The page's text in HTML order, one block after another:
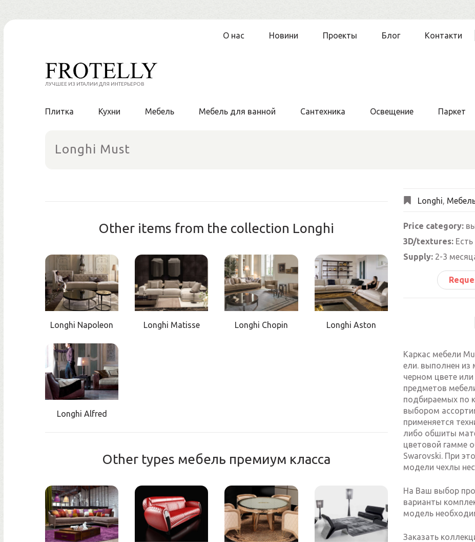
Skip
О нас Новини Проекты Блог Контакти
ЛУЧШЕЕ ИЗ ИТАЛИИ ДЛЯ ИНТЕРЬЕРОВ
Плитка Кухни Мебель Мебель для ванной Сантехника Освещение Паркет
Longhi Must
Other items from the collection Longhi
Longhi Napoleon Longhi Matisse Longhi Chopin Longhi Aston
Longhi Alfred
Other types мебель премиум класса
Longhi,
Price category:
3D/textures:Есть
Supply:2-3
Каркас мебели
ели. выполнен из
черном цвете
предметов
подбираемых по
выбором
применяется
либо обшиты
цветовой гамме
Swarovski. При
модели чехлы
На Ваш выбор
варианты
модель
Заказать